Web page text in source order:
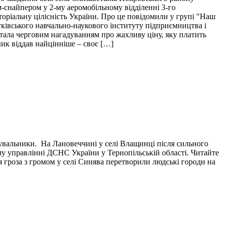
снайпером у 2-му аеромобільному відділенні 3-го
цілісність України. Про це повідомили у групі "Наш
навчально-наукового інституту підприємництва і
черговим нагадуванням про жахливу ціну, яку платить
віддав найцінніше – своє […]
На Лановеччині у селі Влащинці після сильного
ДСНС України у Тернопільській області. Читайте
з громом у селі Синява перетворили людські городи на